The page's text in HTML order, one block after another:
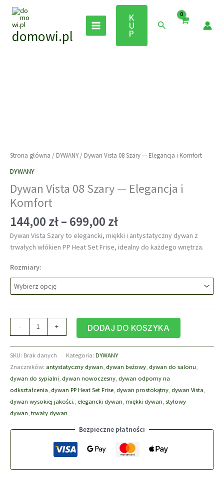
Przejdź
treścidomowi.pl
K
U
P
Szukaj
Strona główna / DYWANY/ Dywan Vista 08 Szary — Elegancja i Komfort
DYWANY
Dywan Vista 08 Szary — Elegancja i
Komfort
144,00 zł– 699,00 złZakres
cen:
od
144,00 zł
699,00 zł
Dywan Vista Szary to elegancki, miękki i antystatyczny dywan z
trwałych włókien PP Heat Set Frise, idealny do każdego wnętrza.
Rozmiary:
-
Dywan
Vista
08
Szary
—
Elegancja
i
Komfort
+ DODAJ DO KOSZYKA
SKU: Brak danych Kategoria: DYWANY
Znaczników: antystatyczny dywan, dywan beżowy, dywan do salonu,
dywan do sypialni, dywan nowoczesny, dywan odporny na
odkształcenia, dywan PP Heat Set Frise, dywan prostokątny, dywan Vista,
dywan wysokiej jakości., elegancki dywan, miękki dywan, stylowy
dywan, trwały dywan
Bezpieczne płatności